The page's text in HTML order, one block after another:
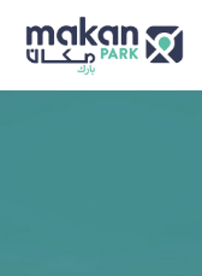
تخطي للذهاب إلى المحتوى